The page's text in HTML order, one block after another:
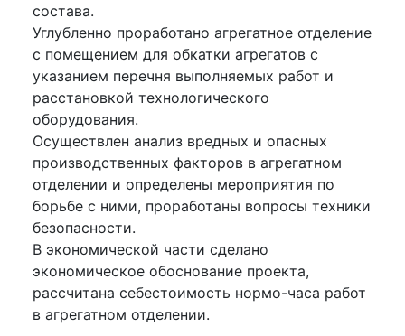
состава.
Углубленно проработано агрегатное отделение
с помещением для обкатки агрегатов с
указанием перечня выполняемых работ и
расстановкой технологического
оборудования.
Осуществлен анализ вредных и опасных
производственных факторов в агрегатном
отделении и определены мероприятия по
борьбе с ними, проработаны вопросы техники
безопасности.
В экономической части сделано
экономическое обоснование проекта,
рассчитана себестоимость нормо-часа работ
в агрегатном отделении.